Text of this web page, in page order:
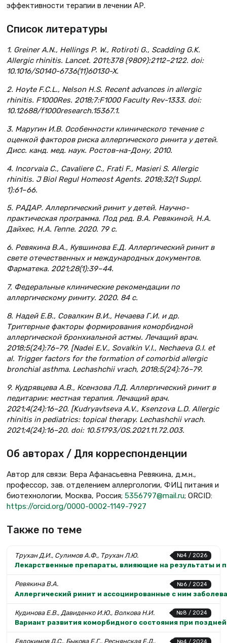
эффективности терапии в лечении АР.
Список литературы
1. Greiner A.N., Hellings P. W., Rotiroti G., Scadding G.K.
Allergic rhinitis. Lancet. 2011;378 (9809):2112–2122. doi:
10.1016/S0140-6736(11)60130-X.
2. Hoyte F.C.L., Nelson H.S. Recent advances in allergic
rhinitis. F1000Res. 2018;7:F1000 Faculty Rev-1333. doi:
10.12688/f1000research.15367.1.
3. Маругин И.В. Особенности клинического течение с
оценкой факторов риска аллергического ринита у детей.
Дисс. канд. мед. наук. Ростов-на-Дону, 2010.
4. Incorvaia C., Cavaliere C., Frati F., Masieri S. Allergic
rhinitis. J Biol Regul Homeost Agents. 2018;32(1 Suppl.
1):61–66.
5. РАДАР. Аллергический ринит у детей. Научно-
практическая программа. Под ред. В.А. Ревякиной, Н.А.
Дайхес, Н.А. Геппе. 2020. 79 с.
6. Ревякина В.А., Кувшинова Е.Д. Аллергический ринит в
свете отечественных и международных документов.
Фарматека. 2021;28(1):39–44.
7. Федеральные клинические рекомендации по
аллергическому риниту. 2020. 84 с.
8. Надей Е.В., Совалкин В.И., Нечаева Г.И. и др.
Триггерные факторы формирования коморбидной
аллергической бронхиальной астмы. Лечащий врач.
2018;5(24):76–79. [Nadei E.V., Sovalkin V.I., Nechaeva G.I. et
al. Trigger factors for the formation of comorbid allergic
bronchial asthma. Lechashchii vrach, 2018;5(24):76–79.
9. Кудрявцева А.В., Ксензова Л.Д. Аллергический ринит в
педитарии: местная терапия. Лечащий врач.
2021;4(24):16–20. [Kudryavtseva A.V., Ksenzova L.D. Allergic
rhinitis in pediatrics: topical therapy. Lechashchii vrach.
2021;4(24):16–20. doi: 10.51793/OS.2021.11.72.003.
Об авторах / Для корреспонденции
Автор для связи: Вера Афанасьевна Ревякина, д.м.н.,
профессор, зав. отделением аллергологии, ФИЦ питания и
биотехнологии, Москва, Россия; 5356797@mail.ru; ORCID:
https://orcid.org/0000-0002-1149-7927
Также по теме
№4 / 2026
Трухан Д.И., Сулимов А.Ф., Трухан Л.Ю.
Лекарственные препараты, влияющие на результаты и
№6 / 2024
Ревякина В.А.
Аллергический ринит и ассоциированные с ним
№8 / 2024
Кудинова Е.В., Давиденко И.Ю., Волкова Н.И.
Вариант развития коморбидного состояния при
№4 / 2024
Евдокимов Д.С., Быкова Е.Г., Реснянская Е.Д.,